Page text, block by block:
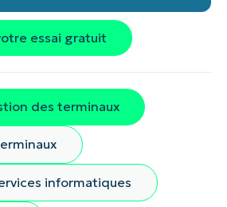
essai gratuit
des terminaux
informatiques